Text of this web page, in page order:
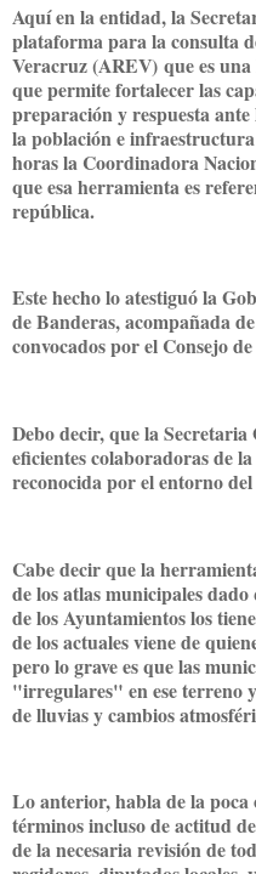
Aquí en la entidad, la
plataforma para la consulta
Veracruz (AREV) que es
que permite fortalecer las
preparación y respuesta
la población e
horas la Coordinadora
que esa herramienta es
república.
Este hecho lo atestiguó la
de Banderas, acompañada
convocados por el Consejo
Debo decir, que la Secretaria
eficientes colaboradoras de
reconocida por el entorno
Cabe decir que la
de los atlas municipales
de los Ayuntamientos los
de los actuales viene de
pero lo grave es que las
"irregulares" en ese terreno
de lluvias y cambios
Lo anterior, habla de la poca
términos incluso de actitud
de la necesaria revisión de